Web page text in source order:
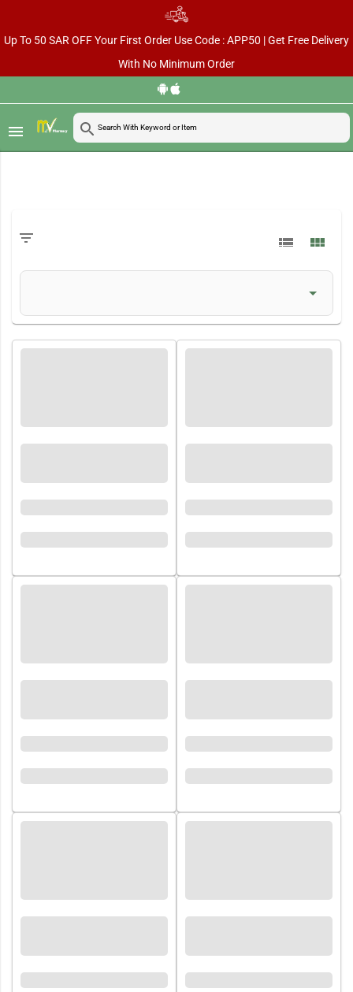
Up To 50 SAR OFF Your First Order Use Code : APP50 | Get Free Delivery
With No Minimum Order
menu search
filter_list view_list view_module